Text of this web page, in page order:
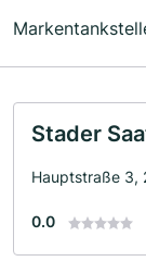
Stader
Hauptstraße 3,
0.0